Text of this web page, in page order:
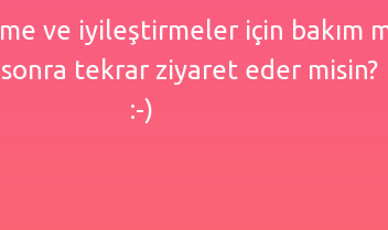
ve iyileştirmeler için bakım
tekrar ziyaret eder misin?
:-)